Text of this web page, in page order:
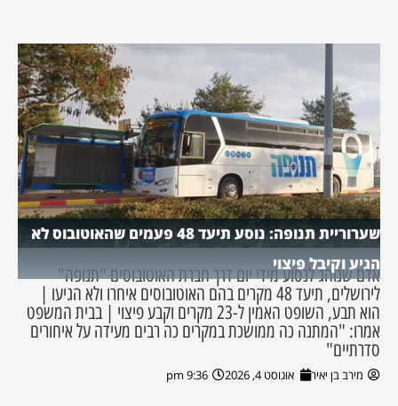
שערוריית תנופה: נוסע תיעד 48 פעמים שהאוטובוס לא
הגיע וקיבל פיצוי
אדם שנוהג לנסוע מידי יום דרך חברת האוטובוסים "תנופה"
לירושלים, תיעד 48 מקרים בהם האוטובוסים איחרו ולא הגיעו |
הוא תבע, השופט האמין ל-23 מקרים וקבע פיצוי | בבית המשפט
אמרו: "המתנה כה ממושכת במקרים כה רבים מעידה על איחורים
סדרתיים"
מירב בן יאיר אוגוסט 4, 2026 9:36 pm